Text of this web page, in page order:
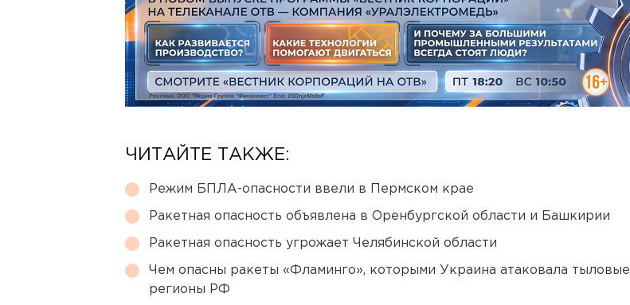
ЧИТАЙТЕ ТАКЖЕ:
Режим БПЛА-опасности ввели в Пермском крае
Ракетная опасность объявлена в Оренбургской области и Башкирии
Ракетная опасность угрожает Челябинской области
Чем опасны ракеты «Фламинго», которыми Украина атаковала тыловые
регионы РФ